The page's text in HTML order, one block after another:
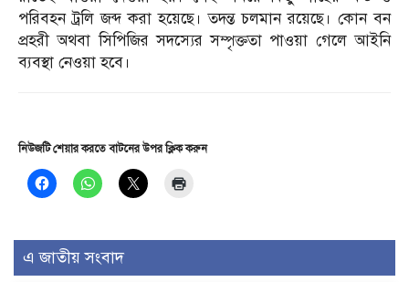
পরিবহন ট্রলি জব্দ করা হয়েছে। তদন্ত চলমান রয়েছে। কোন বন
প্রহরী অথবা সিপিজির সদস্যের সম্পৃক্ততা পাওয়া গেলে আইনি
ব্যবস্থা নেওয়া হবে।
নিউজটি শেয়ার করতে বাটনের উপর ক্লিক করুন
এ জাতীয় সংবাদ